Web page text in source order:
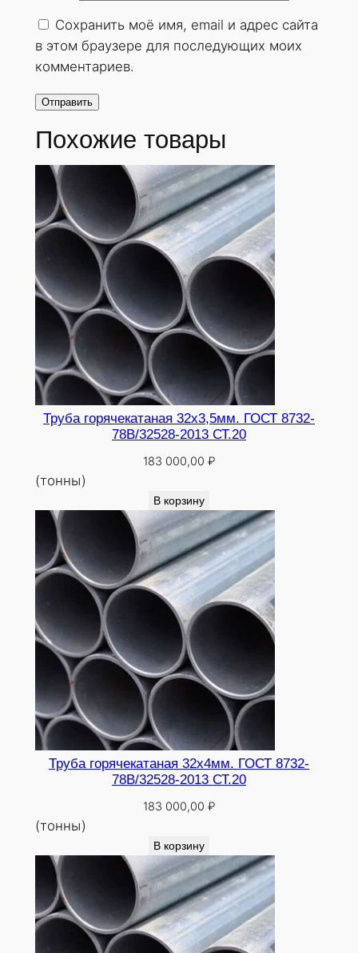
Сохранить моё имя, email и адрес сайта
в этом браузере для последующих моих
комментариев.
Похожие товары
Труба горячекатаная 32х3,5мм. ГОСТ 8732-
78В/32528-2013 СТ.20
183 000,00 ₽
(тонны)
В корзину
Труба горячекатаная 32х4мм. ГОСТ 8732-
78В/32528-2013 СТ.20
183 000,00 ₽
(тонны)
В корзину